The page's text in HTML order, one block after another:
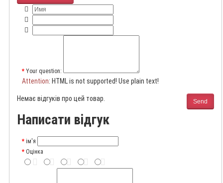
Your question:
Attention: HTML is not supported! Use plain text!
Send
Немає відгуків про цей товар.
Написати відгук
ім'я
Оцінка